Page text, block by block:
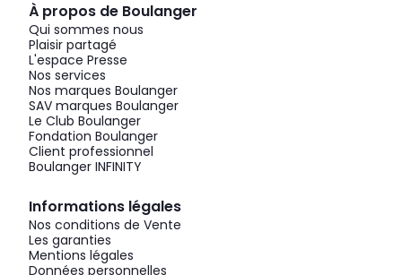
À propos de Boulanger
Qui sommes nous
Plaisir partagé
L'espace Presse
Nos services
Nos marques Boulanger
SAV marques Boulanger
Le Club Boulanger
Fondation Boulanger
Client professionnel
Boulanger INFINITY
Informations légales
Nos conditions de Vente
Les garanties
Mentions légales
Données personnelles